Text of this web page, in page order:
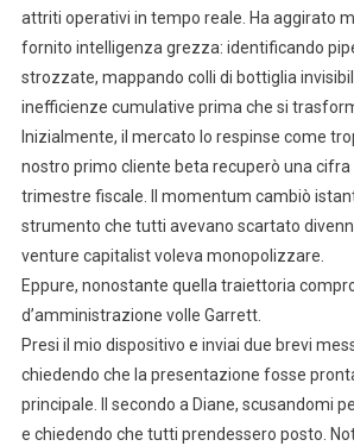
attriti operativi in tempo reale. Ha aggirato
fornito intelligenza grezza: identificando
strozzate, mappando colli di bottiglia
inefficienze cumulative prima che si
Inizialmente, il mercato lo respinse come
nostro primo cliente beta recuperò una cifra
trimestre fiscale. Il momentum cambiò
strumento che tutti avevano scartato
venture capitalist voleva monopolizzare.
Eppure, nonostante quella traiettoria
d’amministrazione volle Garrett.
Presi il mio dispositivo e inviai due brevi
chiedendo che la presentazione fosse
principale. Il secondo a Diane, scusandomi
e chiedendo che tutti prendessero posto.